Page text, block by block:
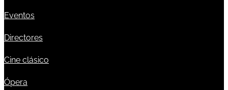
Eventos
Directores
Cine clásico
Ópera